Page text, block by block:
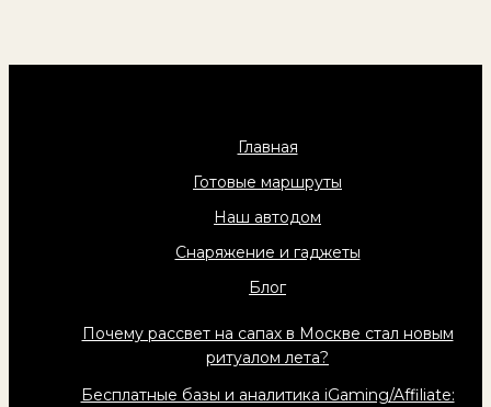
Главная
Готовые маршруты
Наш автодом
Снаряжение и гаджеты
Блог
Почему рассвет на сапах в Москве стал новым
ритуалом лета?
Бесплатные базы и аналитика iGaming/Affiliate: